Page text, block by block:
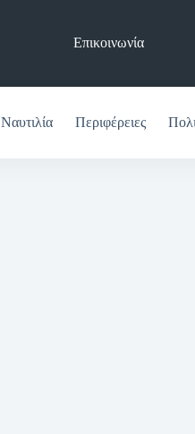
Επικοινωνία
Ναυτιλία Περιφέρειες